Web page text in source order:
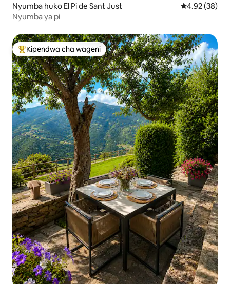
Nyumba huko El Pi de Sant Just Ukadiriaji wa
4.92 (38)
Nyumba ya pi
Kipendwa maarufu cha wageni
Kipendwa cha wageni